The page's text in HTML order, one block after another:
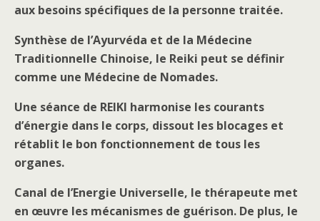
aux besoins spécifiques de la personne traitée.
Synthèse de l’Ayurvéda et de la Médecine
Traditionnelle Chinoise, le Reiki peut se définir
comme une Médecine de Nomades.
Une séance de REIKI harmonise les courants
d’énergie dans le corps, dissout les blocages et
rétablit le bon fonctionnement de tous les
organes.
Canal de l’Energie Universelle, le thérapeute met
en œuvre les mécanismes de guérison. De plus, le